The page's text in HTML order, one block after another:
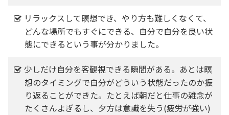
リラックスして瞑想でき、やり方も難しくなくて、
どんな場所でもすぐにできる、自分で自分を良い状
態にできるという事が分かりました。
少しだけ自分を客観視できる瞬間がある。あとは瞑
想のタイミングで自分がどういう状態だったのか振
り返ることができた。たとえば朝だと仕事の雑念が
たくさんよぎるし、夕方は意識を失う(疲労が強い)